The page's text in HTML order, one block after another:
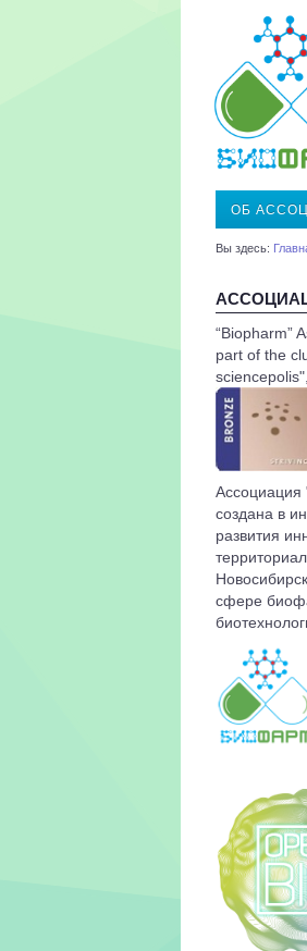
ОБ
Вы здесь:
“Biopharm”
part of the
создана в
развития
сфере